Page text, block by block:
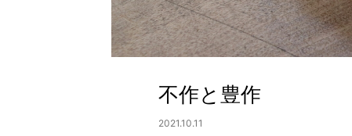
不作と豊作
2021.10.11